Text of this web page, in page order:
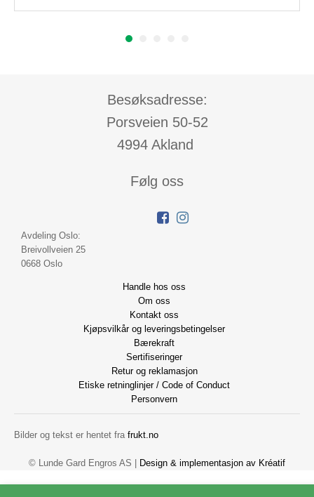
Besøksadresse:
Porsveien 50-52
4994 Akland
Følg oss
Avdeling Oslo:
Breivollveien 25
0668 Oslo
Handle hos oss
Om oss
Kontakt oss
Kjøpsvilkår og leveringsbetingelser
Bærekraft
Sertifiseringer
Retur og reklamasjon
Etiske retninglinjer / Code of Conduct
Personvern
Bilder og tekst er hentet fra frukt.no
© Lunde Gard Engros AS | Design & implementasjon av Kréatif